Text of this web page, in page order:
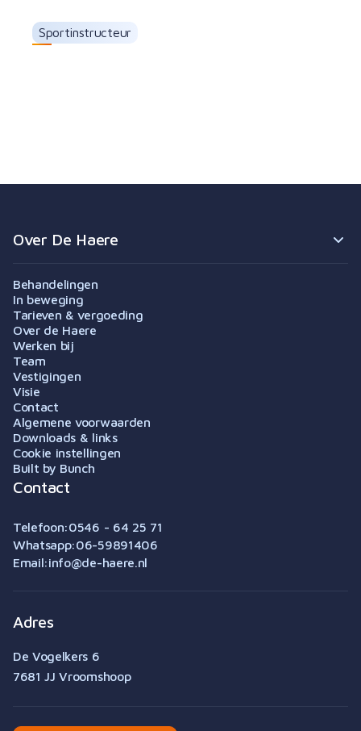
Sportinstructeur
Over De Haere
Behandelingen
In beweging
Tarieven & vergoeding
Over de Haere
Werken bij
Team
Vestigingen
Visie
Contact
Algemene voorwaarden
Downloads & links
Cookie instellingen
Built by Bunch
Contact
Telefoon:0546 - 64 25 71
Whatsapp:06-59891406
Email:info@de-haere.nl
Adres
De Vogelkers 6
7681 JJ Vroomshoop